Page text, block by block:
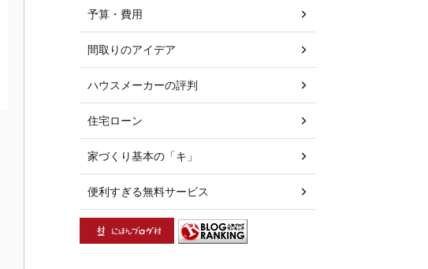
予算・費用
間取りのアイデア
ハウスメーカーの評判
住宅ローン
家づくり基本の「キ」
便利すぎる無料サービス